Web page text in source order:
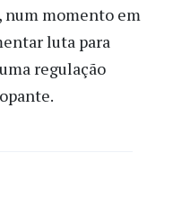
num momento em
luta para
regulação